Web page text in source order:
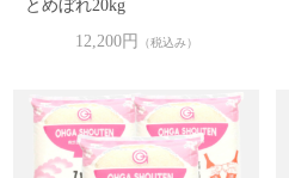
とめぼれ20kg
12,200円
（税込み）